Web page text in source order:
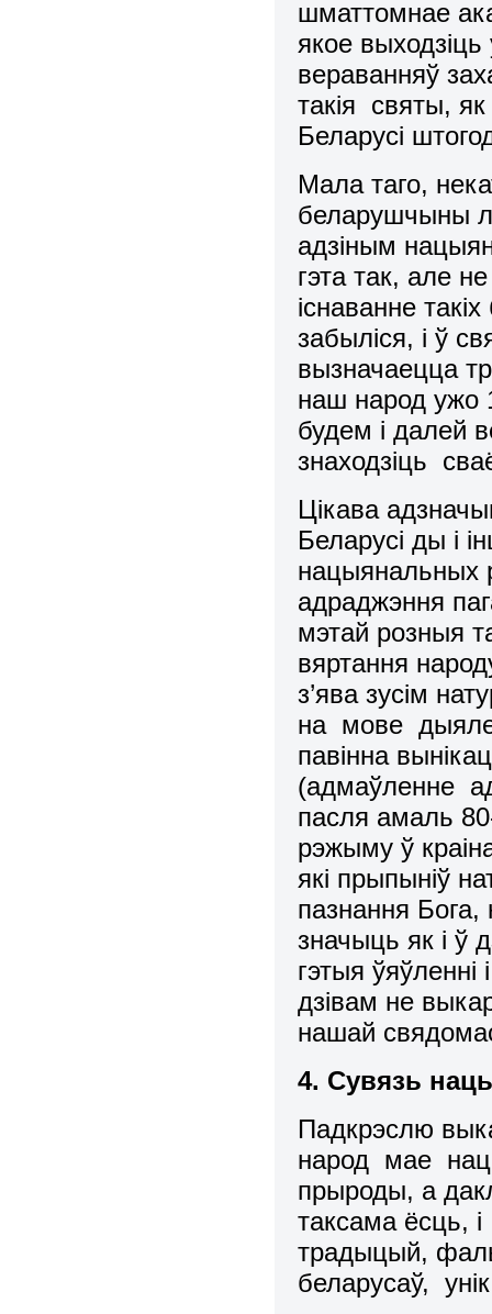
шматтомнае
якое выходзiць
вераванняў
такiя святы,
Беларусi
Мала таго,
беларушчыны
адзiным
гэта так, але
iснаванне
забылiся, i ў
вызначаецца
наш народ ужо
будем i далей
знаходзiць
Цiкава
Беларусi ды i
нацыянальных
адраджэння
мэтай розныя
вяртання
з’ява зусiм
на мове
павiнна
(адмаўленне
пасля амаль
рэжыму ў
якi прыпынiў
пазнання Бога,
значыць як i ў
гэтыя
дзiвам не
нашай
4. Сувязь
Падкрэслю
народ мае
прыроды, а
таксама ёсць,
традыцый,
беларусаў,